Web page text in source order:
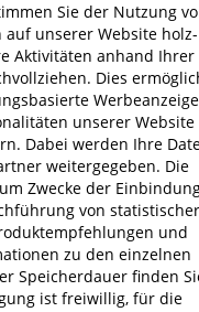
zzgl.Versandkosten.
Sie der Nutzung
unserer Website holz-
Aktivitäten anhand Ihrer
Dies
unserer Website
Dabei werden Ihre
weitergegeben. Die
Zwecke der
von statistischer
und
zu den einzelnen
Speicherdauer finden
ist freiwillig, für die